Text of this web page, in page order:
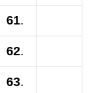
61.
62.
63.